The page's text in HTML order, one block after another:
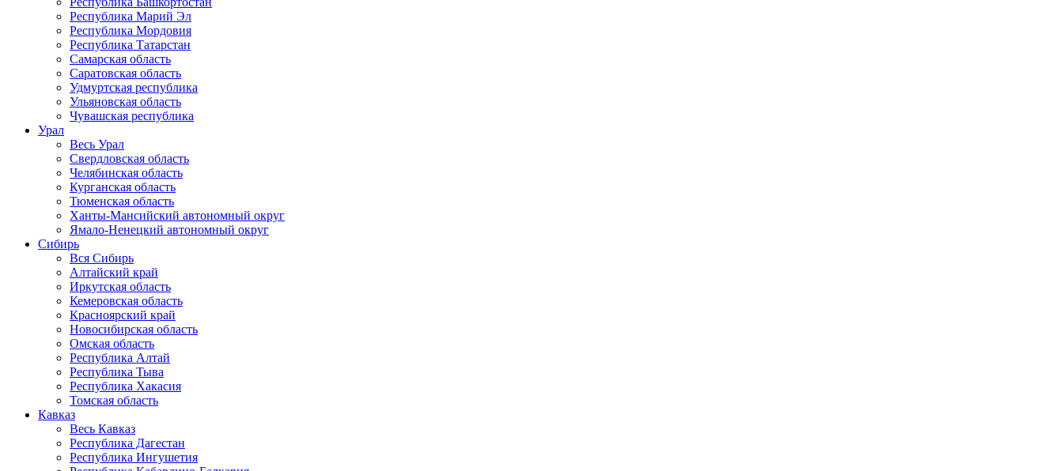
Республика Марий Эл
Республика Мордовия
Республика Татарстан
Самарская область
Саратовская область
Удмуртская республика
Ульяновская область
Чувашская республика
Урал
Весь Урал
Свердловская область
Челябинская область
Курганская область
Тюменская область
Ханты-Мансийский автономный округ
Ямало-Ненецкий автономный округ
Сибирь
Вся Сибирь
Алтайский край
Иркутская область
Кемеровская область
Красноярский край
Новосибирская область
Омская область
Республика Алтай
Республика Тыва
Республика Хакасия
Томская область
Кавказ
Весь Кавказ
Республика Дагестан
Республика Ингушетия